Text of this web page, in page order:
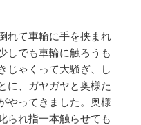
れて車輪に手を挟まれ
しでも車輪に触ろうも
じゃくって大騒ぎ、し
に、ガヤガヤと奥様た
やってきました。奥様
られ指一本触らせても